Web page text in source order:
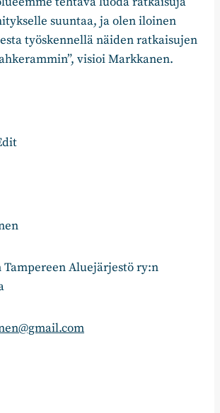
suuntaa, ja olen iloinen
työskennellä näiden ratkaisujen
visioi Markkanen.
Tampereen Aluejärjestö ry:n